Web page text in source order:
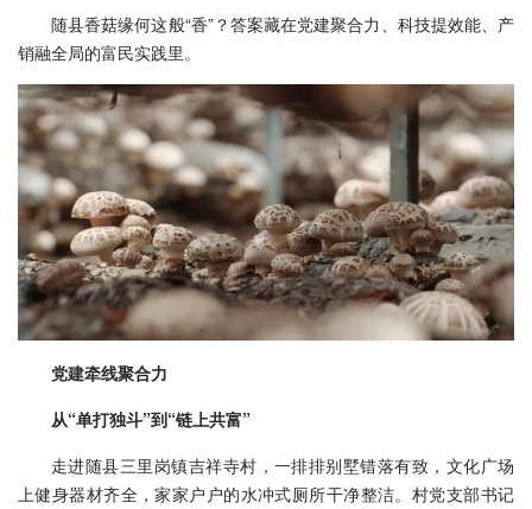
随县香菇缘何这般“香”？答案藏在党建聚合力、科技提效能、产
销融全局的富民实践里。
党建牵线聚合力
从“单打独斗”到“链上共富”
走进随县三里岗镇吉祥寺村，一排排别墅错落有致，文化广场
上健身器材齐全，家家户户的水冲式厕所干净整洁。村党支部书记